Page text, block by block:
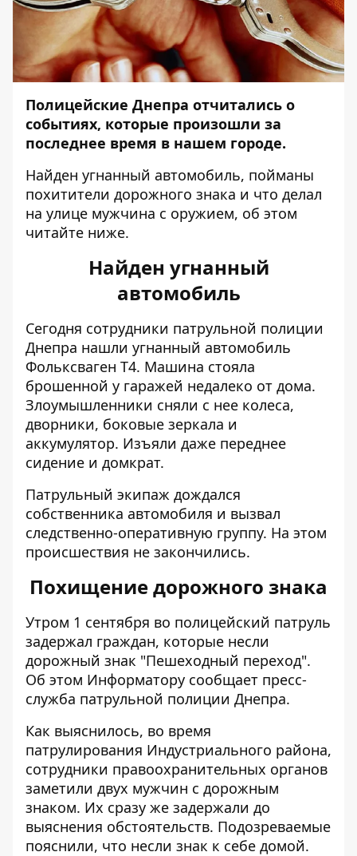
Полицейские Днепра отчитались о
событиях, которые произошли за
последнее время в нашем городе.
Найден угнанный автомобиль, пойманы
похитители дорожного знака и что делал
на улице мужчина с оружием, об этом
читайте ниже.
Найден угнанный
автомобиль
Сегодня сотрудники патрульной полиции
Днепра нашли угнанный автомобиль
Фольксваген Т4. Машина стояла
брошенной у гаражей недалеко от дома.
Злоумышленники сняли с нее колеса,
дворники, боковые зеркала и
аккумулятор. Изъяли даже переднее
сидение и домкрат.
Патрульный экипаж дождался
собственника автомобиля и вызвал
следственно-оперативную группу. На этом
происшествия не закончились.
Похищение дорожного знака
Утром 1 сентября во полицейский патруль
задержал граждан, которые несли
дорожный знак "Пешеходный переход".
Об этом Информатору сообщает пресс-
служба патрульной полиции Днепра.
Как выяснилось, во время
патрулирования Индустриального района,
сотрудники правоохранительных органов
заметили двух мужчин с дорожным
знаком. Их сразу же задержали до
выяснения обстоятельств. Подозреваемые
пояснили, что несли знак к себе домой.